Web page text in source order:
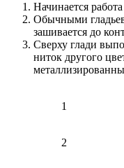
Начинается
Обычными
зашивается до
Сверху глади
ниток другого
1
2